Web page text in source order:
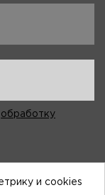
обработку
и cookies